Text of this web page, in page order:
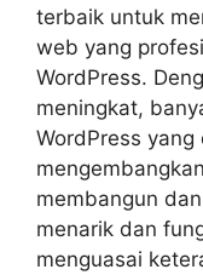
terbaik untuk
web yang
WordPress.
meningkat,
WordPress
membangun
menarik dan
menguasai